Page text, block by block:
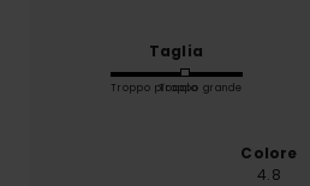
Taglia
Troppo piccoloTroppo grande
Colore
4.8